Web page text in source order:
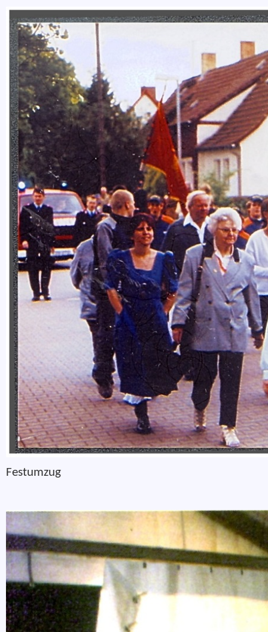
Festumzug